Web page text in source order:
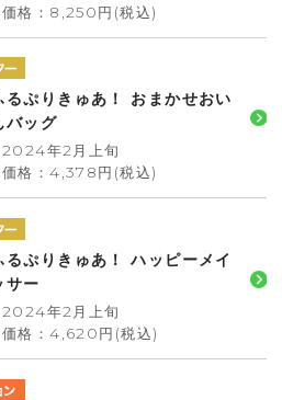
価格：8,250円(税込)
るぷりきゅあ！ おまかせおい
バッグ
2024年2月上旬
価格：4,378円(税込)
るぷりきゅあ！ ハッピーメイ
サー
2024年2月上旬
価格：4,620円(税込)